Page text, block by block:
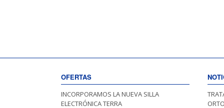
OFERTAS
INCORPORAMOS LA NUEVA SILLA
ELECTRÓNICA TERRA